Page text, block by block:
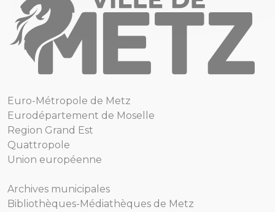
Euro-Métropole de Metz
Eurodépartement de Moselle
Region Grand Est
Quattropole
Union européenne
Archives municipales
Bibliothèques-Médiathèques de Metz